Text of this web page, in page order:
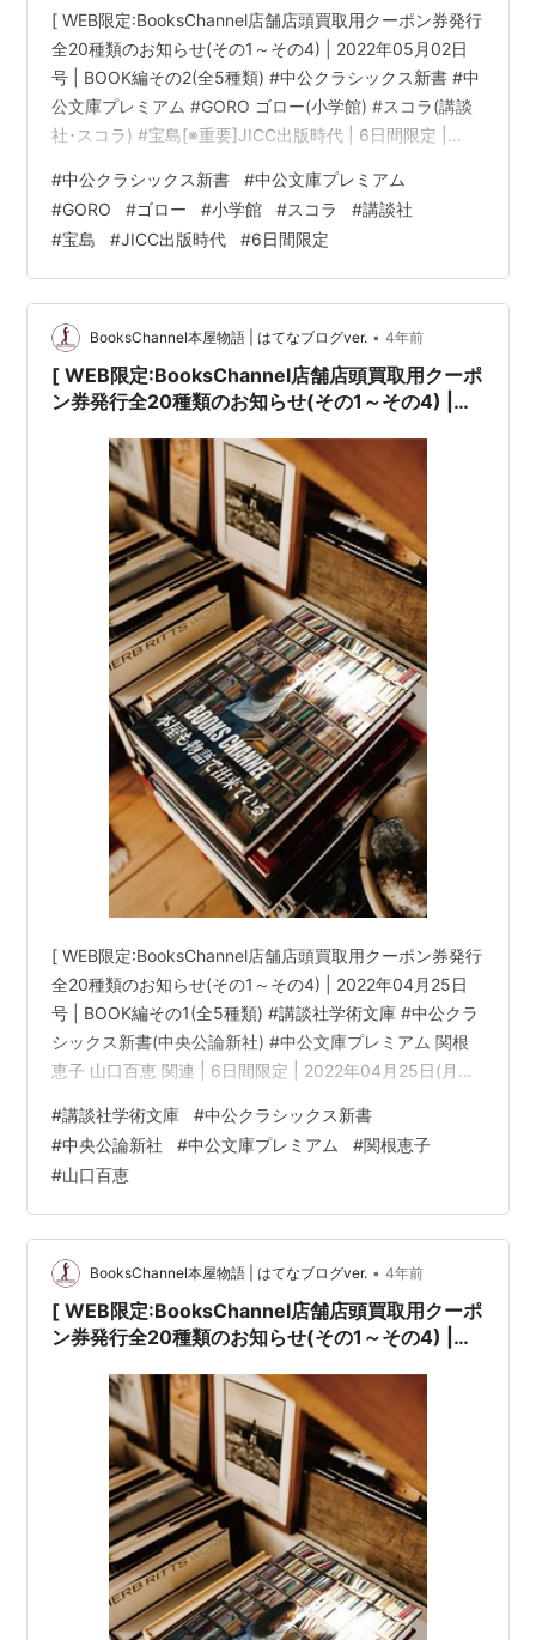
[ WEB限定:BooksChannel店舗店頭買取用クーポン券発行
全20種類のお知らせ(その1～その4) | 2022年05月02日
号 | BOOK編その2(全5種類) #中公クラシックス新書 #中
公文庫プレミアム #GORO ゴロー(小学館) #スコラ(講談
社･スコラ) #宝島[※重要]JICC出版時代 | 6日間限定 |
booksch.net Books Channel( ブックスチャンネル )〒
581-0013 大阪府八尾市山本町南１丁目７−7番20号 ミヤ
コ書店内書物は知恵の泉... 音楽は癒やしの泉…生活に読
書・暮…
#中公クラシックス新書 #中公文庫プレミアム
#GORO #ゴロー #小学館 #スコラ #講談社
#宝島 #JICC出版時代 #6日間限定
BooksChannel本屋物語 | はてなブログver. • 4年前
[ WEB限定:BooksChannel店舗店頭買取用クーポ
ン券発行全20種類のお知らせ(その1～その4) |
講談社学術文庫 #中公クラシックス新書(中央公論
新社) #中公文庫プレミアム 関根恵子 山口百恵 関
連 | 6日間限定 | 2022年04月25日(月曜日)～04
月30日(土曜日) 他 |
[ WEB限定:BooksChannel店舗店頭買取用クーポン券発行
全20種類のお知らせ(その1～その4) | 2022年04月25日
号 | BOOK編その1(全5種類) #講談社学術文庫 #中公クラ
シックス新書(中央公論新社) #中公文庫プレミアム 関根
恵子 山口百恵 関連 | 6日間限定 | 2022年04月25日(月曜
Channel( ブックスチャンネル )〒581-0013 大阪府八尾
市山本町南１丁目７−7番20号 ミヤコ書店内書物は知恵の
泉... 音楽は癒やしの泉…生活に読書・暮らしに働く本屋
さんBooksCh…
#講談社学術文庫 #中公クラシックス新書
#中央公論新社 #中公文庫プレミアム #関根恵子
#山口百恵
BooksChannel本屋物語 | はてなブログver. • 4年前
[ WEB限定:BooksChannel店舗店頭買取用クーポ
ン券発行全20種類のお知らせ(その1～その4) |
中公クラシックス新書 #中公文庫プレミアム 中央
公論新社 #篠山紀信 #森山大道 タレント・アイド
ル写真集 | 6日間限定 | 2022年03月28日(月曜日)
～04月02日(土曜日) 他 |